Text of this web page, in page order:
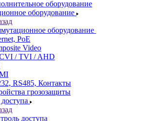
оборудование
оборудование
оборудование
PoE
Video
/ TVI / AHD
RS485, Контакты
грозозащиты
доступа